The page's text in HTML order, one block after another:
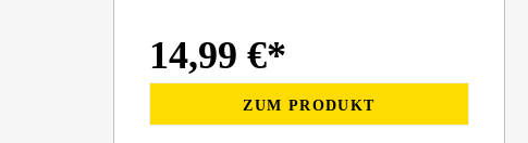
14,99 €*
ZUM PRODUKT